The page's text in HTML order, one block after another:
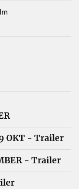
OKT - Trailer
- Trailer